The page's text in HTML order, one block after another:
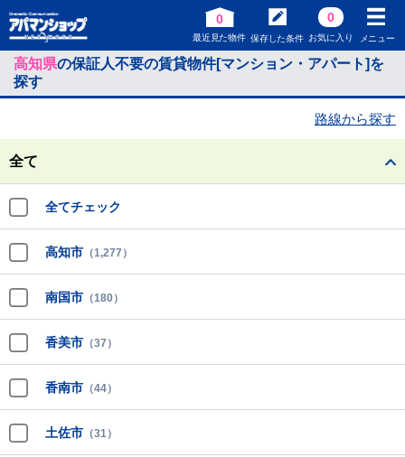
0
最近見た物件 保存した条件
0
お気に入り メニュー
高知県の保証人不要の賃貸物件[マンション・アパート]を
探す
路線から探す
全て
全てチェック
高知市 （1,277）
南国市 （180）
香美市 （37）
香南市 （44）
土佐市 （31）